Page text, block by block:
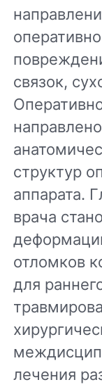
связок,
структур
аппарата.
врача
отломков
для
лечения